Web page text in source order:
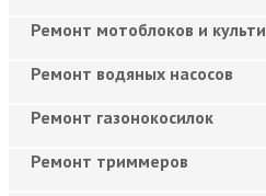
Ремонт мотоблоков и
Ремонт водяных насосов
Ремонт газонокосилок
Ремонт триммеров